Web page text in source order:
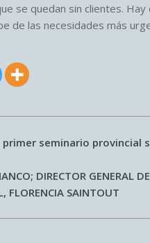
se quedan sin clientes.
de las necesidades más
seminario provincial
DIRECTOR GENERAL
FLORENCIA SAINTOUT